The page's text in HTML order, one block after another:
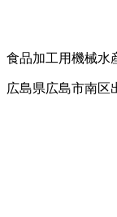
食品加工用機械水
広島県広島市南区